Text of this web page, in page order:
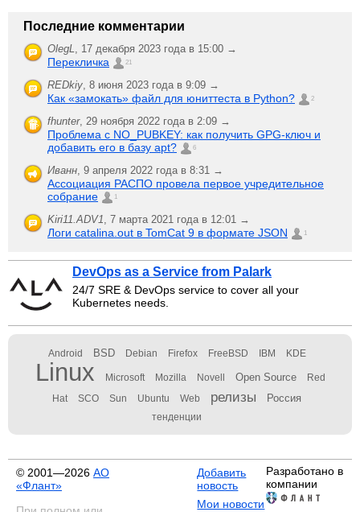
Последние комментарии
OlegL, 17 декабря 2023 года в 15:00 →
Перекличка 21
REDkiy, 8 июня 2023 года в 9:09 →
Как «замокать» файл для юниттеста в Python? 2
fhunter, 29 ноября 2022 года в 2:09 →
Проблема с NO_PUBKEY: как получить GPG-ключ и
добавить его в базу apt?
6
Иванн, 9 апреля 2022 года в 8:31 →
Ассоциация РАСПО провела первое учредительное
собрание
1
Kiri11.ADV1, 7 марта 2021 года в 12:01 →
Логи catalina.out в TomCat 9 в формате JSON 1
DevOps as a Service from Palark
24/7 SRE & DevOps service to cover all your
Kubernetes needs.
Android BSD Debian Firefox FreeBSD IBM KDE
Linux Microsoft Mozilla Novell Open Source Red
Hat SCO Sun Ubuntu Web релизы Россия
тенденции
© 2001—2026 АО
«Флант»
Добавить
новость
Мои новости
Разработано в
компании